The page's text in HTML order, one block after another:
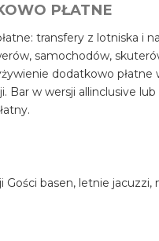
PŁATNE
transfery z lotniska i
samochodów,
dodatkowo płatne
Bar w wersji allinclusive lub
Gości basen, letnie jacuzzi,